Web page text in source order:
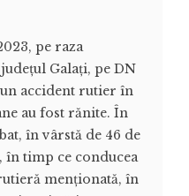
pe raza
Galaţi, pe DN
un accident rutier în
au fost rănite. În
în vârstă de 46 de
în timp ce conducea
menţionată, în